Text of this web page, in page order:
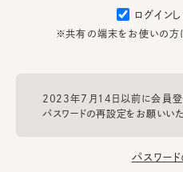
ログイン
※共有の端末をお使いの方
2023年7月14日以前に会員登
パスワードの再設定をお願いいた
パスワー